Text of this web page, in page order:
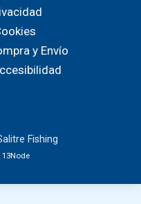
y Envío
Fishing
13Node